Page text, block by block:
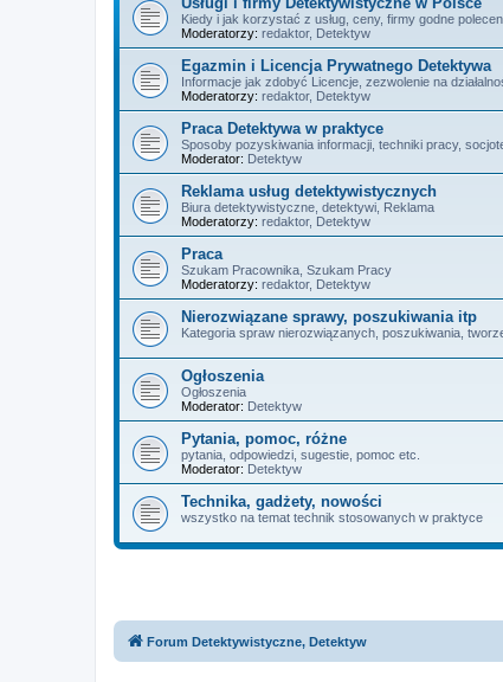
Kiedy i jak korzystać z usług, ceny, firmy godne
Moderatorzy: redaktor, Detektyw
Egazmin i Licencja Prywatnego Detektywa
Informacje jak zdobyć Licencje, zezwolenie na
Moderatorzy: redaktor, Detektyw
Praca Detektywa w praktyce
Sposoby pozyskiwania informacji, techniki pracy,
Moderator: Detektyw
Reklama usług detektywistycznych
Biura detektywistyczne, detektywi, Reklama
Moderatorzy: redaktor, Detektyw
Praca
Szukam Pracownika, Szukam Pracy
Moderatorzy: redaktor, Detektyw
Nierozwiązane sprawy, poszukiwania itp
Kategoria spraw nierozwiązanych, poszukiwania,
Ogłoszenia
Ogłoszenia
Moderator: Detektyw
Pytania, pomoc, różne
pytania, odpowiedzi, sugestie, pomoc etc.
Moderator: Detektyw
Technika, gadżety, nowości
wszystko na temat technik stosowanych w praktyce
Forum Detektywistyczne, Detektyw